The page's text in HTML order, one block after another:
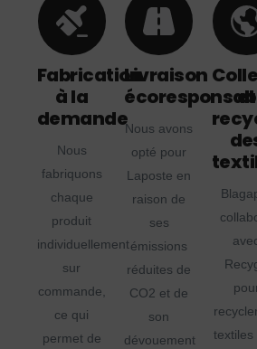
Fabrication
à la
demande
Nous
fabriquons
chaque
produit
individuellement
sur
commande,
ce qui
permet de
Livraison
Nous avons
opté pour
Laposte en
raison de
ses
émissions
réduites de
CO2 et de
son
dévouement
et
textiles